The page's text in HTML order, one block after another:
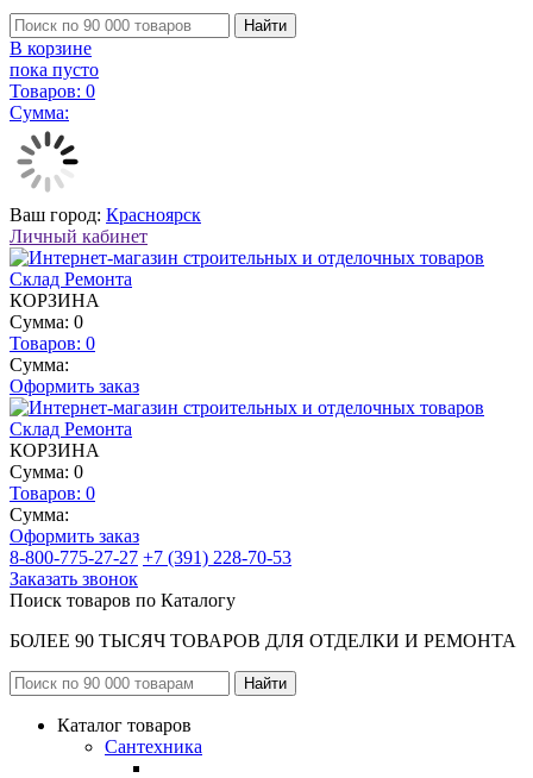
Найти
В корзине
пока пусто
Товаров: 0
Сумма:
Ваш город: Красноярск
Личный кабинет
КОРЗИНА
Сумма: 0
Товаров: 0
Сумма:
Оформить заказ
КОРЗИНА
Сумма: 0
Товаров: 0
Сумма:
Оформить заказ
8-800-775-27-27 +7 (391) 228-70-53
Заказать звонок
Поиск товаров по Каталогу
БОЛЕЕ 90 ТЫСЯЧ ТОВАРОВ ДЛЯ ОТДЕЛКИ И РЕМОНТА
Каталог товаров
Сантехника